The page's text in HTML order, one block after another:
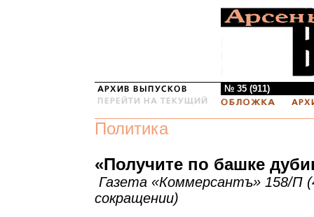
№ 35 (911)
Политика
«Получите по башке
Газета «Коммерсантъ» 158/П
сокращении)